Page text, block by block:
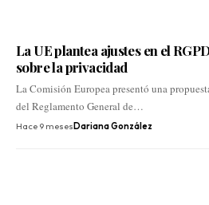
La UE plantea ajustes en el
sobre la privacidad
La Comisión Europea presentó una
del Reglamento General de…
Hace 9 meses Dariana González